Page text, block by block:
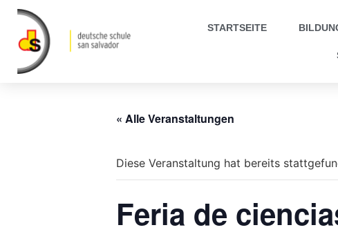
STARTSEITE
« Alle Veranstaltungen
Diese Veranstaltung hat bereits
Feria de